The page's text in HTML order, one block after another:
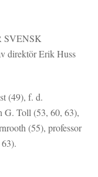
SVENSK
direktör Erik Huss
(49), f. d.
G. Toll (53, 60, 63),
(55), professor